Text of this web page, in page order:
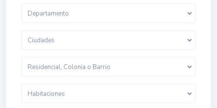
Departamento
Ciudades
Residencial, Colonia o Barrio
Habitaciones